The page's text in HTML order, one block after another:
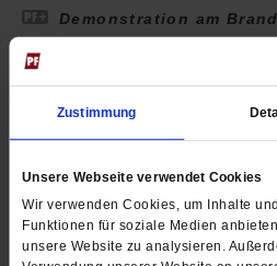
Zustimmung
Unsere Webseite verwendet Cookies
Wir verwenden Cookies, um Inhalte
Funktionen für soziale Medien
unsere Website zu analysieren.
Demonstration am
Ein vertracktes Ding,
Sahra Wagenknecht wird
Menschen zu?
/mehr